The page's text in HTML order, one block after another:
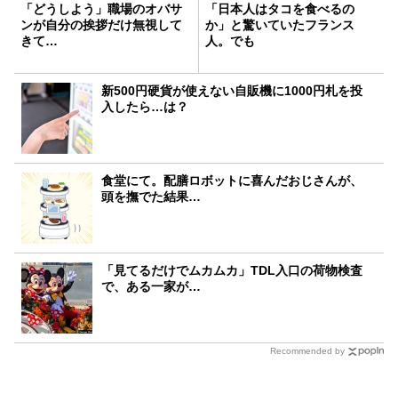
「どうしよう」職場のオバサ
ンが自分の挨拶だけ無視して
きて…
「日本人はタコを食べるの
か」と驚いていたフランス
人。でも
新500円硬貨が使えない自販機に1000円札を投
入したら…は？
食堂にて。配膳ロボットに喜んだおじさんが、
頭を撫でた結果…
「見てるだけでムカムカ」TDL入口の荷物検査
で、ある一家が…
Recommended by